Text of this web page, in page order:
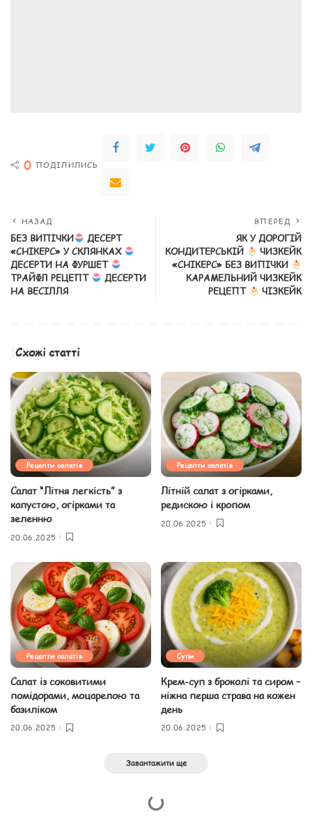
0 ПОДІЛИЛИСЬ
НАЗАД
БЕЗ ВИПІЧКИ
ДЕСЕРТ
«СНІКЕРС» У СКЛЯНКАХ
ДЕСЕРТИ НА ФУРШЕТ
ТРАЙФЛ РЕЦЕПТ
ДЕСЕРТИ
НА ВЕСІЛЛЯ
ВПЕРЕД
ЯК У ДОРОГІЙ
КОНДИТЕРСЬКІЙ
ЧИЗКЕЙК
«СНІКЕРС» БЕЗ ВИПІЧКИ
КАРАМЕЛЬНИЙ ЧИЗКЕЙК
РЕЦЕПТ
ЧІЗКЕЙК
Схожі статті
Рецепти салатів
Салат “Літня легкість” з
капустою, огірками та
зеленню
20.06.2025
Рецепти салатів
Літній салат з огірками,
редискою і кропом
20.06.2025
Рецепти салатів
Салат із соковитими
помідорами, моцарелою та
базиліком
20.06.2025
Супи
Крем-суп з броколі та сиром –
ніжна перша страва на кожен
день
20.06.2025
Завантажити ще